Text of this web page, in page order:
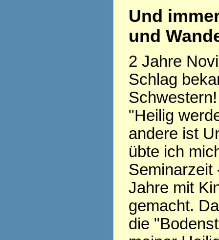
Und
und
2 Jahre
Schlag
"Heilig
andere ist
übte ich
Seminarzeit
Jahre mit
gemacht.
die